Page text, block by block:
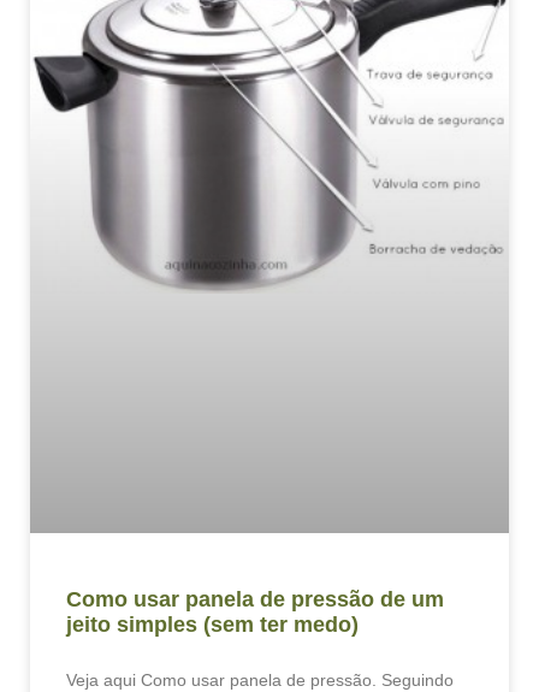
Como usar panela de pressão de um
jeito simples (sem ter medo)
Veja aqui Como usar panela de pressão. Seguindo